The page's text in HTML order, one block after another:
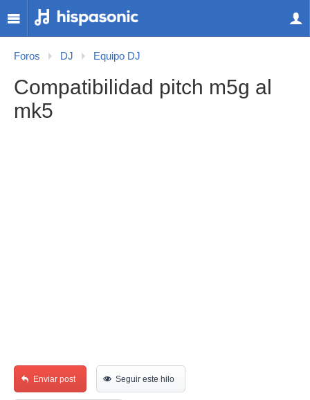
Foros DJ Equipo DJ
Compatibilidad pitch m5g al
mk5
Enviar post Seguir este hilo